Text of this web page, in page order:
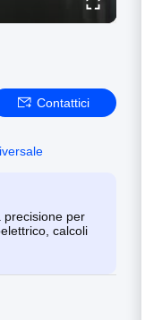
Contattici
precisione per
calcoli